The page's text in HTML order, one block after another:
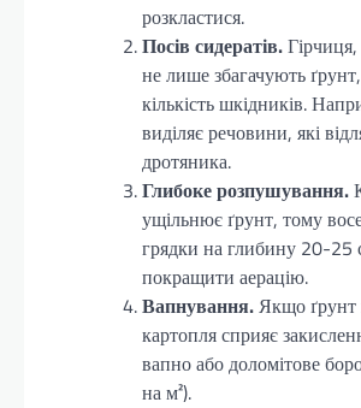
розкластися.
Посів сидератів.
не лише збагачують
кількість шкідників.
виділяє речовини, які
дротяника.
Глибоке розпушування.
ущільнює ґрунт, тому
грядки на глибину 20-
покращити аерацію.
Вапнування.Якщо ґрунт
картопля сприяє
вапно або доломітове
на м²).